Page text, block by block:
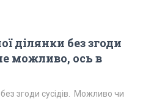
ділянки без згоди
можливо, ось в
згоди сусідів. Можливо чи